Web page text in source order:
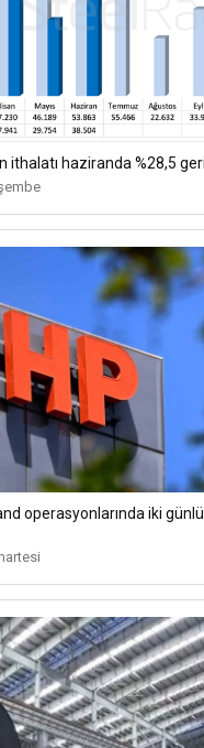
ithalatı haziranda %28,5
operasyonlarında iki